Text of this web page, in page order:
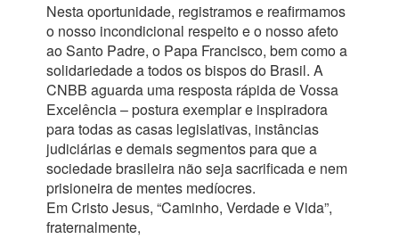
Nesta oportunidade, registramos e reafirmamos
o nosso incondicional respeito e o nosso afeto
ao Santo Padre, o Papa Francisco, bem como a
solidariedade a todos os bispos do Brasil. A
CNBB aguarda uma resposta rápida de Vossa
Excelência – postura exemplar e inspiradora
para todas as casas legislativas, instâncias
judiciárias e demais segmentos para que a
sociedade brasileira não seja sacrificada e nem
prisioneira de mentes medíocres.
Em Cristo Jesus, “Caminho, Verdade e Vida”,
fraternalmente,